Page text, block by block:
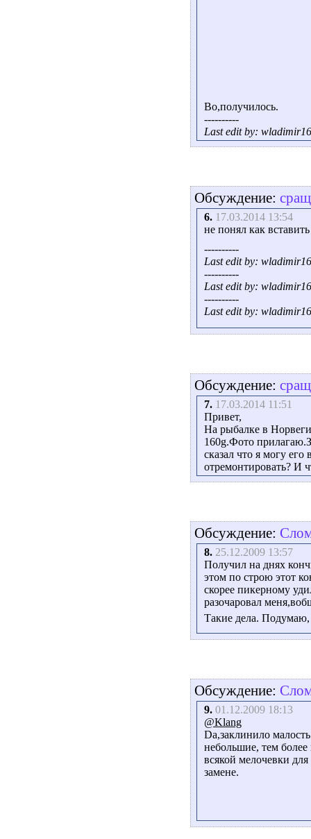
Во,получилось.
----------
Last edit by:
Обсуждение:
6. 17.03.2014 13:54
не понял как
----------
Last edit by:
----------
Last edit by:
----------
Last edit by:
Обсуждение:
7. 17.03.2014 11:51
Привет,
На рыбалке в
160g.Фото
сказал что я могу
отремонтировать? И
Обсуждение:
8. 25.12.2009 13:57
Получил на днях
этом по строю этот
скорее пикерному
разочаровал
Такие дела.
Обсуждение:
9. 01.12.2009 18:13
@Klang
Dа,заклинило
небольшие, тем более
всякой мелочевки
замене.